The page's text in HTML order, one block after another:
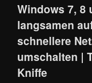
Windows 7, 8
langsamen
schnellere
umschalten |
Kniffe